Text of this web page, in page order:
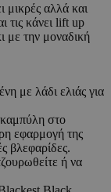
μικρές αλλά και
τις κάνει lift up
με την μοναδική
με λάδι ελιάς για
στο
εφαρμογή της
βλεφαρίδες.
ή να